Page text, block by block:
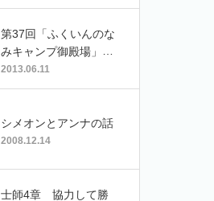
第37回「ふくいんのな
みキャンプ御殿場」へ
あなたも ジョイクリ
ゲスト：酒井啓介（宿
2013.06.11
シメオンとアンナの話
2008.12.14
士師4章 協力して勝